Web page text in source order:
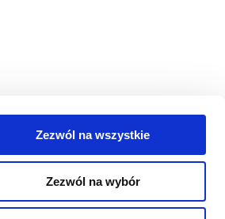
Zezwól na wszystkie
Zezwól na wybór